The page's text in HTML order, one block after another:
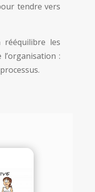
tendre vers
rééquilibre les
: